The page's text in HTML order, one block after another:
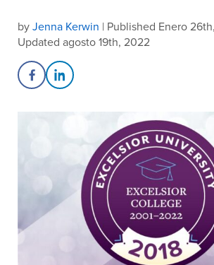
byJenna Kerwin | Published Enero
Updated agosto 19th, 2022
Share on Facebook
Share on LinkedIn